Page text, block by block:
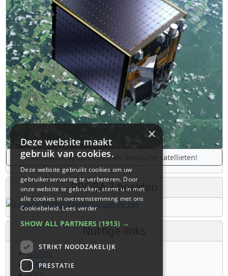
De laatste updates over de Belgische satellieten!
PROBA 2 beelden
Nuttige links
B.USOC
BEOP
×
Deze website maakt
gebruik van cookies.
Deze website gebruikt cookies om uw
gebruikerservaring te verbeteren. Door
onze website te gebruiken, stemt u in met
alle cookies in overeenstemming met ons
Cookiebeleid.Lees verder
SHOW ALL PARTNERS (1913) →
STRIKT NOODZAKELIJK
PRESTATIE